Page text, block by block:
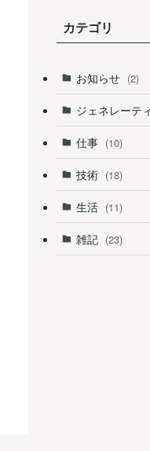
カテゴリ
お知らせ (2)
ジェネレーテ
仕事 (10)
技術 (18)
生活 (11)
雑記 (23)